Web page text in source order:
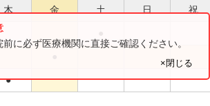
木 金 土 日 祝
●
に必ず医療機関に直接ご確認ください。
×閉じる